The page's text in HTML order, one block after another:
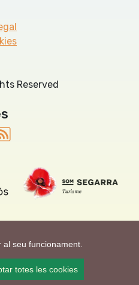
seu funcionament.
totes les cookies
Reserved